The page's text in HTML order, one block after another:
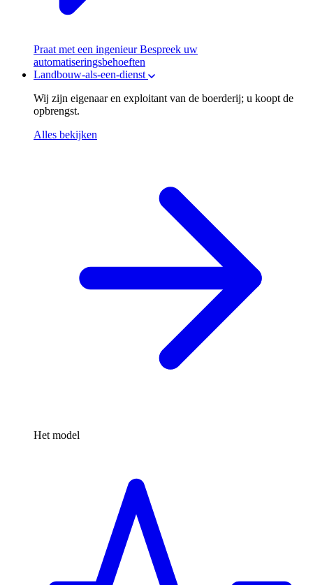
Praat met een ingenieur Bespreek uw
automatiseringsbehoeften
Landbouw-als-een-dienst
Wij zijn eigenaar en exploitant van de boerderij; u koopt de
opbrengst.
Alles bekijken
Het model